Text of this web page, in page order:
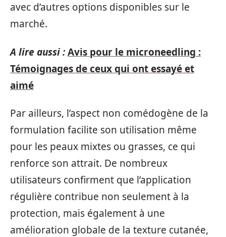
avec d’autres options disponibles sur le
marché.
A lire aussi :Avis pour le microneedling :
Témoignages de ceux qui ont essayé et
aimé
Par ailleurs, l’aspect non comédogène de la
formulation facilite son utilisation même
pour les peaux mixtes ou grasses, ce qui
renforce son attrait. De nombreux
utilisateurs confirment que l’application
régulière contribue non seulement à la
protection, mais également à une
amélioration globale de la texture cutanée,